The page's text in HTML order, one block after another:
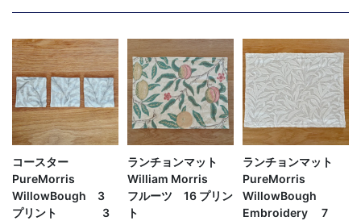
コースター
PureMorris
WillowBough 3
プリント 3
ランチョンマット
William Morris
フルーツ 16 プリン
ト
ランチョンマット
PureMorris
WillowBough
Embroidery 7